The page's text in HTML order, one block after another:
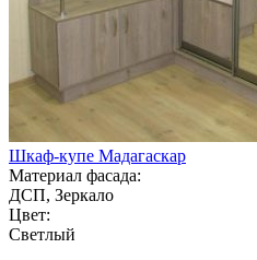
Шкаф-купе Мадагаскар
Материал фасада:
ДСП, Зеркало
Цвет:
Светлый